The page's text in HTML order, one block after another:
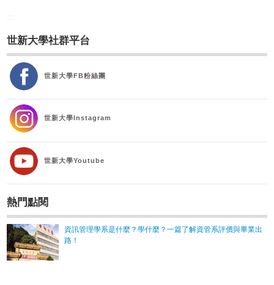
世新大學社群平台
世新大學FB粉絲團
世新大學Instagram
世新大學Youtube
熱門點閱
資訊管理學系是什麼？學什麼？一篇了解資管系評價與畢業出
路！